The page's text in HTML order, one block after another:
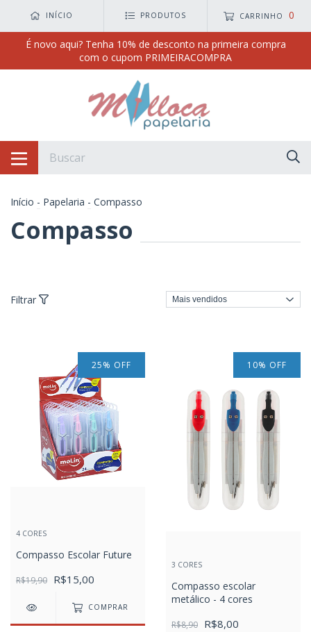
INÍCIO PRODUTOS CARRINHO 0
É novo aqui? Tenha 10% de desconto na primeira compra
com o cupom PRIMEIRACOMPRA
Início - Papelaria - Compasso
Compasso
Filtrar
25% OFF
4 CORES
Compasso Escolar Future
R$19,90 R$15,00
COMPRAR
10% OFF
3 CORES
Compasso escolar
metálico - 4 cores
R$8,90 R$8,00